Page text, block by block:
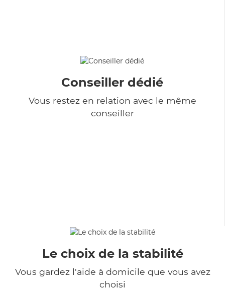
Conseiller dédié
Vous restez en relation avec le même
conseiller
Le choix de la stabilité
Vous gardez l'aide à domicile que vous avez
choisi